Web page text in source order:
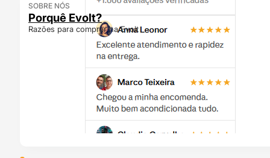
SOBRE NÓS
Porquê Evolt?
Razões para comprar na Evolt